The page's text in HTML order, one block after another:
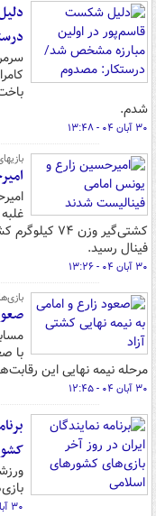
شدم.
۳۰ آبان ۰۴ - ۱۳:۴۸
کشتی‌گیر
فینال رسید.
۳۰ آبان ۰۴ - ۱۳:۲۶
مرحله نیمه نهایی این
۳۰ آبان ۰۴ - ۱۲:۴۵
۳۰ آبان ۰۴ - ۰۹:۳۷